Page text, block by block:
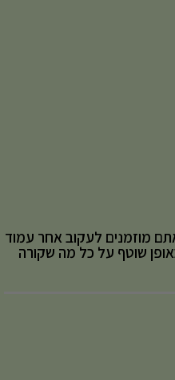
מוזמנים לעקוב אחר עמוד
שוטף על כל מה שקורה